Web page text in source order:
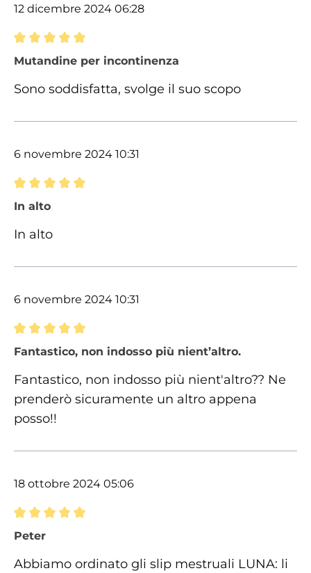
12 dicembre 2024 06:28
Recensione con valutazione di 5 su 5 stelle
Mutandine per incontinenza
Sono soddisfatta, svolge il suo scopo
6 novembre 2024 10:31
Recensione con valutazione di 5 su 5 stelle
In alto
In alto
6 novembre 2024 10:31
Recensione con valutazione di 5 su 5 stelle
Fantastico, non indosso più nient’altro.
Fantastico, non indosso più nient'altro?? Ne
prenderò sicuramente un altro appena
posso!!
18 ottobre 2024 05:06
Recensione con valutazione di 5 su 5 stelle
Peter
Abbiamo ordinato gli slip mestruali LUNA: li